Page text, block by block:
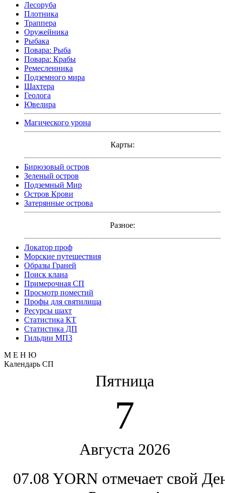
Лесоруба
Плотника
Траппера
Оружейника
Рыбака
Повара: Рыба
Повара: Крабы
Ремесленника
Подземного мира
Шахтера
Геолога
Ювелира
Магического урона
Карты:
Бирюзовый остров
Зеленый остров
Подземный Мир
Остров Крови
Затерянные острова
Разное:
Локатор проф
Морские путешествия
Образы Граней
Поиск клана
Примерочная СП
Просмотр поместий
Профы для святилища
Ресурсы шахт
Статистика КТ
Статистика ДП
Гильдии МП3
М Е Н Ю
Календарь СП
Пятница
7
Августа 2026
07.08 YORN отмечает свой